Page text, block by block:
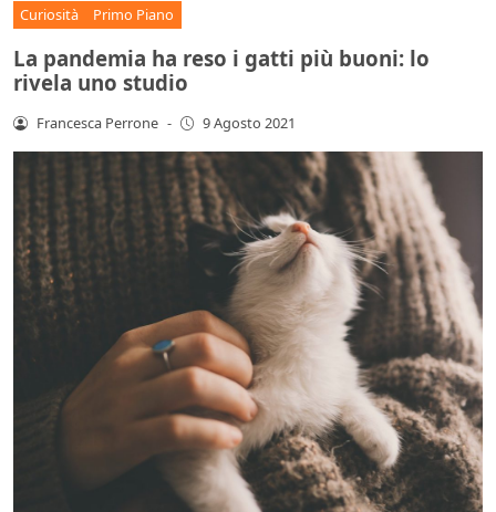
Curiosità Primo Piano
La pandemia ha reso i gatti più buoni: lo
rivela uno studio
Francesca Perrone - 9 Agosto 2021